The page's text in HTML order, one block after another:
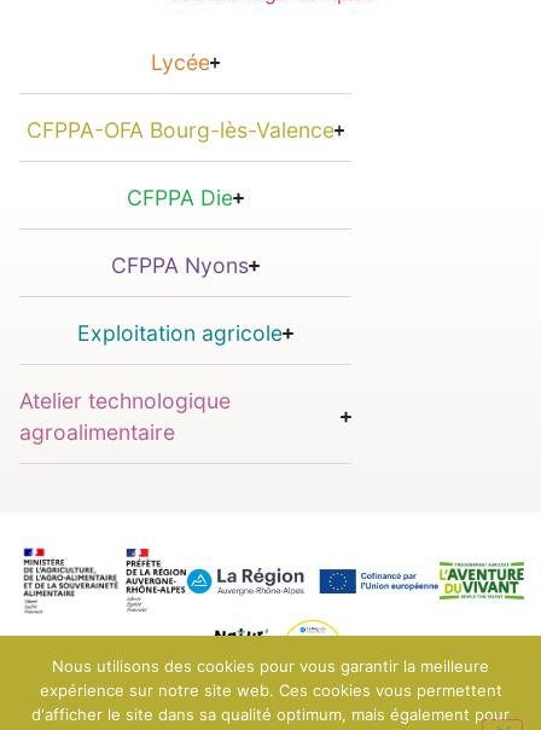
Lycée
CFPPA-OFA Bourg-lès-Valence
CFPPA Die
CFPPA Nyons
Exploitation agricole
Atelier technologique
agroalimentaire
Nous utilisons des cookies pour vous garantir la meilleure
expérience sur notre site web. Ces cookies vous permettent
d'afficher le site dans sa qualité optimum, mais également pour